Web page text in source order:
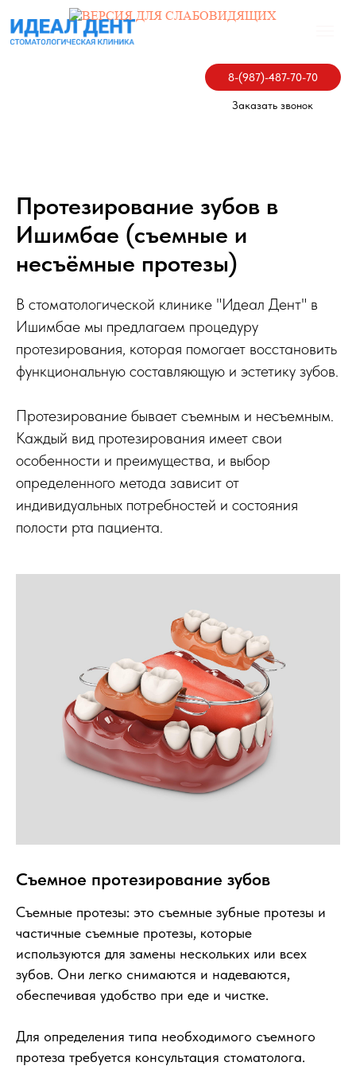
8-(987)-487-70-70
Заказать звонок
Протезирование зубов в
Ишимбае (съемные и
несъёмные протезы)
В стоматологической клинике "Идеал Дент" в
Ишимбае мы предлагаем процедуру
протезирования, которая помогает восстановить
функциональную составляющую и эстетику зубов.
Протезирование бывает съемным и несъемным.
Каждый вид протезирования имеет свои
особенности и преимущества, и выбор
определенного метода зависит от
индивидуальных потребностей и состояния
полости рта пациента.
Съемное протезирование зубов
Съемные протезы: это съемные зубные протезы и
частичные съемные протезы, которые
используются для замены нескольких или всех
зубов. Они легко снимаются и надеваются,
обеспечивая удобство при еде и чистке.
Для определения типа необходимого съемного
протеза требуется консультация стоматолога.